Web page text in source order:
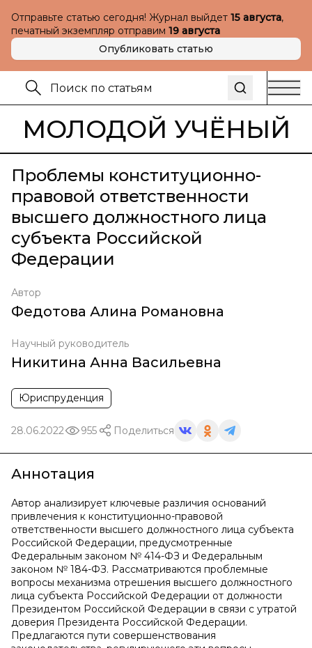
Отправьте статью сегодня! Журнал выйдет 15 августа,
печатный экземпляр отправим 19 августа
Опубликовать статью
МОЛОДОЙ УЧЁНЫЙ
Проблемы конституционно-
правовой ответственности
высшего должностного лица
субъекта Российской
Федерации
Автор
Федотова Алина Романовна
Научный руководитель
Никитина Анна Васильевна
Юриспруденция
28.06.2022 955 Поделиться
Аннотация
Автор анализирует ключевые различия оснований
привлечения к конституционно-правовой
ответственности высшего должностного лица субъекта
Российской Федерации, предусмотренные
Федеральным законом № 414-ФЗ и Федеральным
законом № 184-ФЗ. Рассматриваются проблемные
вопросы механизма отрешения высшего должностного
лица субъекта Российской Федерации от должности
Президентом Российской Федерации в связи с утратой
доверия Президента Российской Федерации.
Предлагаются пути совершенствования